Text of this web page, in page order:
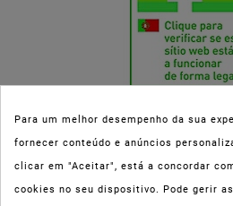
Esta parafarmácia (Farmaoli) encontra-
(registo nº 00078/2020) para a
Para um melhor desempenho da sua
fornecer conteúdo e anúncios
clicar em "Aceitar", está a concordar
cookies no seu dispositivo. Pode gerir